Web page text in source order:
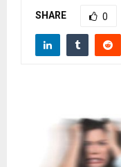
SHARE 0